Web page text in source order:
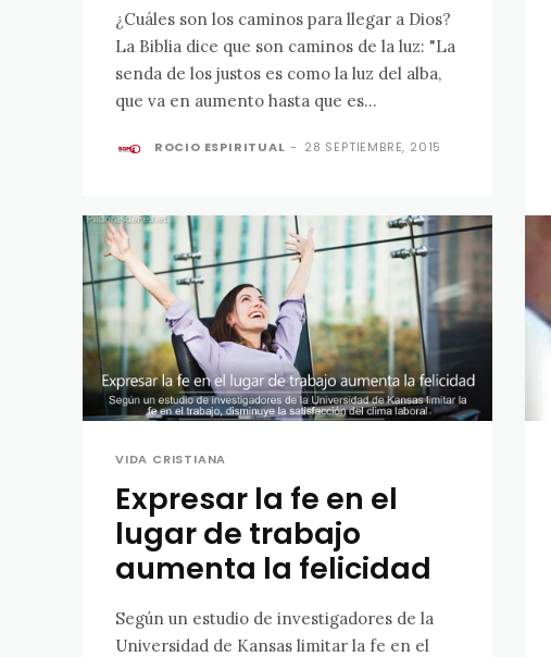
¿Cuáles son los caminos para llegar a Dios?
La Biblia dice que son caminos de la luz: "La
senda de los justos es como la luz del alba,
que va en aumento hasta que es...
ROCIO ESPIRITUAL - 28 SEPTIEMBRE, 2015
VIDA CRISTIANA
Expresar la fe en el
lugar de trabajo
aumenta la felicidad
Según un estudio de investigadores de la
Universidad de Kansas limitar la fe en el